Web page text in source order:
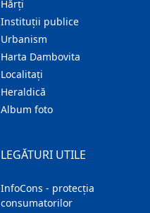
Hărţi
Instituţii publice
Urbanism
Harta Dambovita
Localitaţi
Heraldică
Album foto
LEGĂTURI UTILE
InfoCons - protecția
consumatorilor